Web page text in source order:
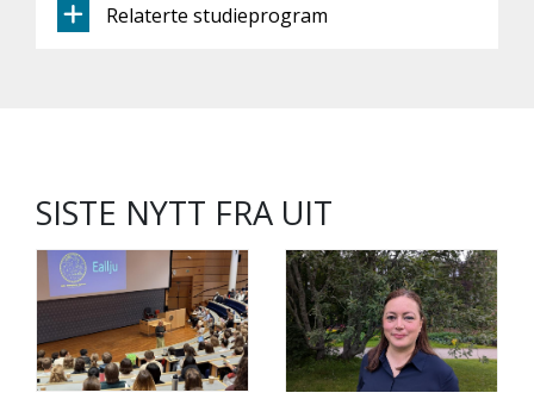
Relaterte studieprogram
SISTE NYTT FRA UIT